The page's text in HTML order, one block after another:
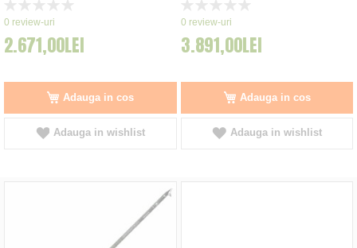
0%
0 review-uri
2.671,00LEI
Adauga in cos
Adauga in wishlist
0%
0 review-uri
3.891,00LEI
Adauga in cos
Adauga in wishlist